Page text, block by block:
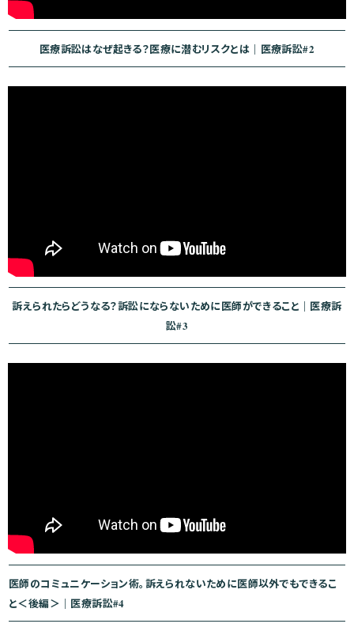
医療訴訟はなぜ起きる？医療に潜むリスクとは｜医療訴訟#2
訴えられたらどうなる？訴訟にならないために医師ができること｜医療訴
訟#3
医師のコミュニケーション術。訴えられないために医師以外でもできるこ
と＜後編＞｜医療訴訟#4